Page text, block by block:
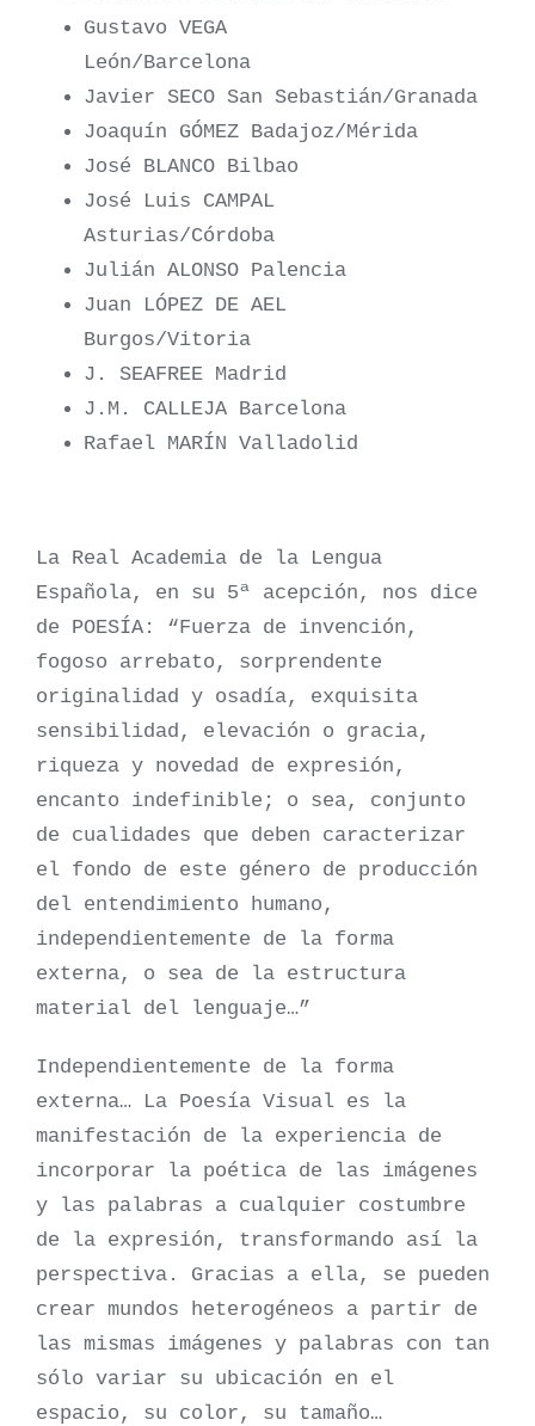
Gustavo VEGA
León/Barcelona
Javier SECO San Sebastián/Granada
Joaquín GÓMEZ Badajoz/Mérida
José BLANCO Bilbao
José Luis CAMPAL
Asturias/Córdoba
Julián ALONSO Palencia
Juan LÓPEZ DE AEL
Burgos/Vitoria
J. SEAFREE Madrid
J.M. CALLEJA Barcelona
Rafael MARÍN Valladolid
La Real Academia de la Lengua
Española, en su 5ª acepción, nos dice
de POESÍA: “Fuerza de invención,
fogoso arrebato, sorprendente
originalidad y osadía, exquisita
sensibilidad, elevación o gracia,
riqueza y novedad de expresión,
encanto indefinible; o sea, conjunto
de cualidades que deben caracterizar
el fondo de este género de producción
del entendimiento humano,
independientemente de la forma
externa, o sea de la estructura
material del lenguaje…”
Independientemente de la forma
externa… La Poesía Visual es la
manifestación de la experiencia de
incorporar la poética de las imágenes
y las palabras a cualquier costumbre
de la expresión, transformando así la
perspectiva. Gracias a ella, se pueden
crear mundos heterogéneos a partir de
las mismas imágenes y palabras con tan
sólo variar su ubicación en el
espacio, su color, su tamaño…